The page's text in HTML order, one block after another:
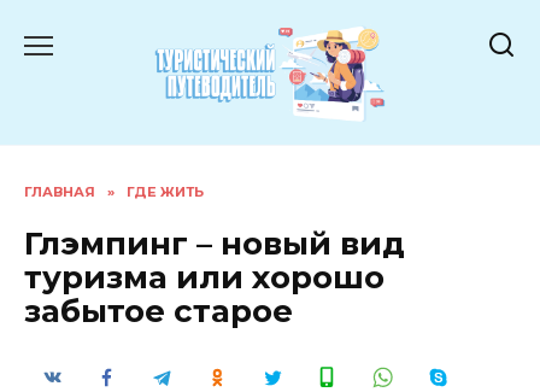
ГЛАВНАЯ » ГДЕ ЖИТЬ
Глэмпинг – новый вид
туризма или хорошо
забытое старое